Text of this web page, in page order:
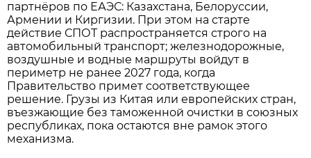
партнёров по ЕАЭС: Казахстана, Белоруссии,
Армении и Киргизии. При этом на старте
действие СПОТ распространяется строго на
автомобильный транспорт; железнодорожные,
воздушные и водные маршруты войдут в
периметр не ранее 2027 года, когда
Правительство примет соответствующее
решение. Грузы из Китая или европейских стран,
въезжающие без таможенной очистки в союзных
республиках, пока остаются вне рамок этого
механизма.